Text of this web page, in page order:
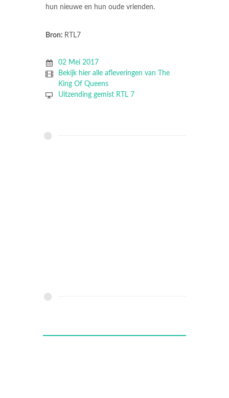
hun nieuwe en hun oude vrienden.
Bron: RTL7
02 Mei 2017
Bekijk hier alle afleveringen van The
King Of Queens
Uitzending gemist RTL 7